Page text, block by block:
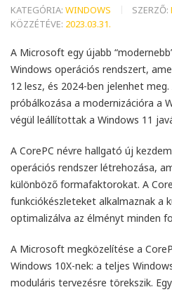
KATEGÓRIA: WINDOWS SZERZŐ:
KÖZZÉTÉVE: 2023.03.31.
A Microsoft egy újabb
Windows operációs rendszert,
12 lesz, és 2024-ben jelenhet
próbálkozása a modernizációra a
végül leállítottak a Windows 11
A CorePC névre hallgató új
operációs rendszer létrehozása,
különböző formafaktorokat. A
funkciókészleteket alkalmaznak a
optimalizálva az élményt minden
A Microsoft megközelítése a
Windows 10X-nek: a teljes
moduláris tervezésre törekszik.